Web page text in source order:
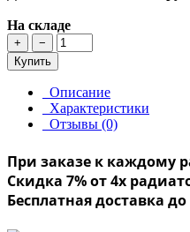
На складе
+
−
Купить
Описание
Характеристики
Отзывы (0)
При заказе к каждому
Скидка 7% от 4х
Бесплатная доставка